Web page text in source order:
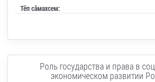
Тӗп сӑмахсем:
Роль государства и права в
экономическом развитии